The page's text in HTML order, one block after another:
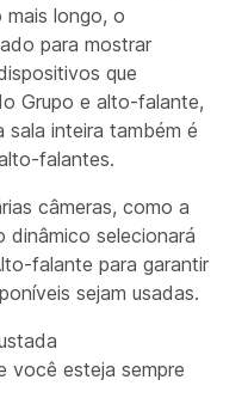
mais longo, o
para mostrar
que
Grupo e alto-falante,
sala inteira também é
falantes.
câmeras, como a
selecionará
falante para garantir
sejam usadas.
você esteja sempre